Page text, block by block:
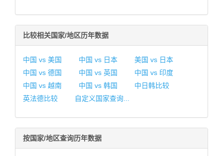
比较相关国家/地区历年数据
中国 vs 美国 中国 vs 日本
美国 vs 日本
中国 vs 德国
中国 vs 英国
中国 vs 印度
中国 vs 越南
中国 vs 韩国
中日韩比较
英法德比较
自定义国家查询...
按国家/地区查询历年数据